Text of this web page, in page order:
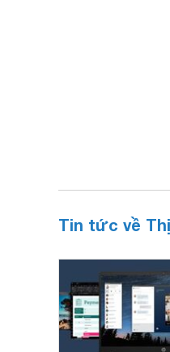
Tin tức về